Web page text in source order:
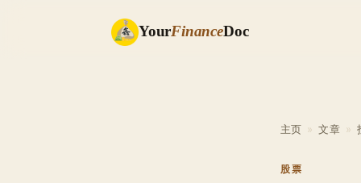
YourFinanceDoc
主页 » 文章 »
股票